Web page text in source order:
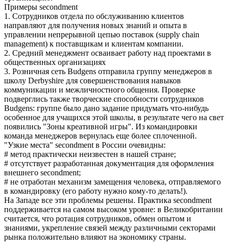
Примеры secondment
1. Сотрудников отдела по обслуживанию клиентов
направляют для получения новых знаний и опыта в
управлении непрерывной цепью поставок (supply chain
management) к поставщикам и клиентам компании.
2. Средний менеджмент осваивает работу над проектами в
общественных организациях
3. Розничная сеть Budgens отправила группу менеджеров в
школу Derbyshire для совершенствования навыков
коммуникации и межличностного общения. Проверке
подверглись также творческие способности сотрудников
Budgens: группе было дано задание придумать что-нибудь
особенное для учащихся этой школы, в результате чего на свет
появились "Зоны креативной игры". Из командировки
команда менеджеров вернулась еще более сплоченной.
"Узкие места" secondment в России очевидны:
# метод практически неизвестен в нашей стране;
# отсутствует разработанная документация для оформления
внешнего secondment;
# не отработан механизм замещения человека, отправляемого
в командировку (его работу нужно кому-то делать!).
На Западе все эти проблемы решены. Практика secondment
поддерживается на самом высоком уровне: в Великобритании
считается, что ротация сотрудников, обмен опытом и
знаниями, укрепление связей между различными секторами
рынка положительно влияют на экономику страны.